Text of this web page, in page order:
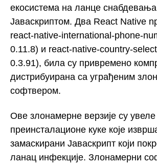
екосистема на ланце снабдевања
Јаваскриптом. Два React Native
react-native-international-phone-
0.11.8) и react-native-country-select
0.3.91), била су привремено
дистрибуирана са уграђеним
софтвером.
Ове злонамерне верзије су увеле
преинсталационе куке које
замаскирани Јаваскрипт који
ланац инфекције. Злонамерни